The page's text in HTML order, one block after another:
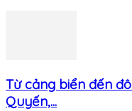
Từ cảng biển đến
Quyến,...